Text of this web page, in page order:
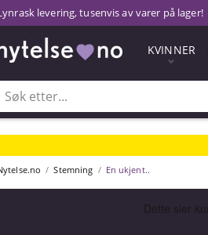
levering, tusenvis av varer på lager!
KVINNER
Stemning En ukjent..